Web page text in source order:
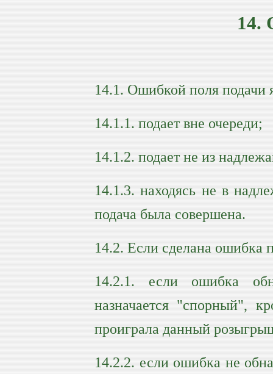
14.
14.1. Ошибкой поля подачи
14.1.1. подает вне очереди;
14.1.2. подает не из
14.1.3. находясь не в
подача была совершена.
14.2. Если сделана ошибка
14.2.1. если ошибка
назначается "спорный",
проиграла данный
14.2.2. если ошибка не